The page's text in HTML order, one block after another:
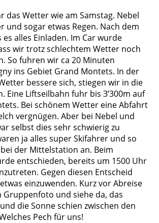
das Wetter wie am Samstag. Nebel
und sogar etwas Regen. Nach dem
es alles Einladen. Im Car wurde
wir trotz schlechtem Wetter noch
So fuhren wir ca 20 Minuten
ins Gebiet Grand Montets. In der
bessere sich, stiegen wir in die
Eine Liftseilbahn fuhr bis 3‘300m auf
Bei schönem Wetter eine Abfahrt
vergnügen. Aber bei Nebel und
selbst dies sehr schwierig zu
ja alles super Skifahrer und so
der Mittelstation an. Beim
entschieden, bereits um 1500 Uhr
Gegen diesen Entscheid
einzuwenden. Kurz vor Abreise
Gruppenfoto und siehe da, das
die Sonne schien zwischen den
Pech für uns!